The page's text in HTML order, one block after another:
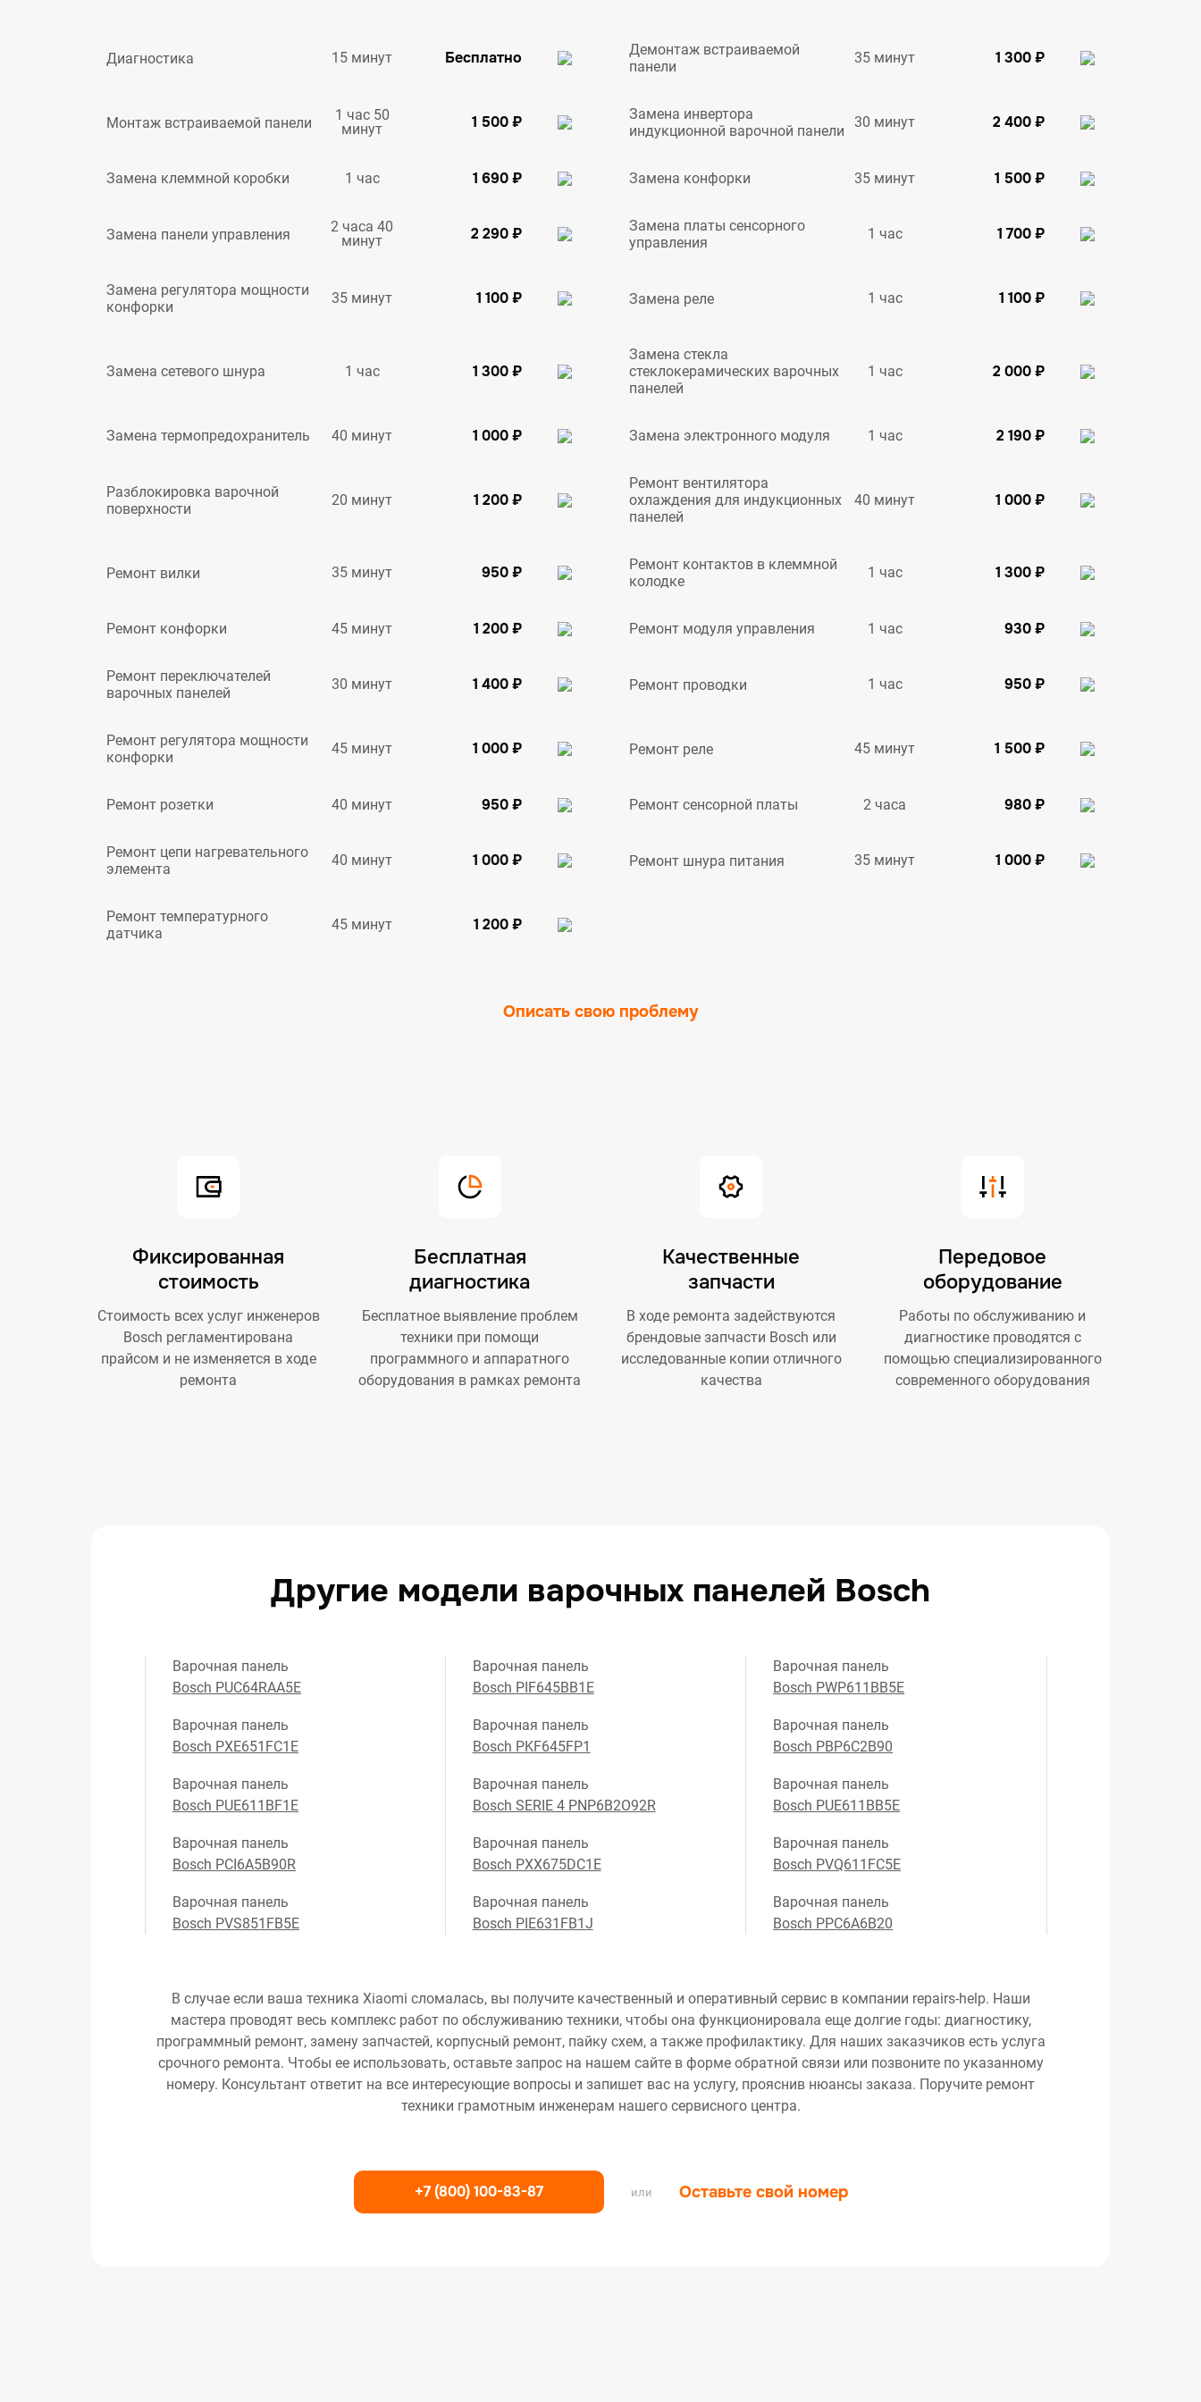
Диагностика 15 минут Бесплатно
Демонтаж встраиваемой
панели
35 минут 1 300 ₽
Монтаж встраиваемой панели
1 час 50
минут
1 500 ₽
Замена инвертора
индукционной варочной панели
30 минут 2 400 ₽
Замена клеммной коробки 1 час 1 690 ₽ Замена конфорки 35 минут 1 500 ₽
Замена панели управления
2 часа 40
минут
2 290 ₽
Замена платы сенсорного
управления
1 час 1 700 ₽
Замена регулятора мощности
конфорки
35 минут 1 100 ₽ Замена реле 1 час 1 100 ₽
Замена сетевого шнура 1 час 1 300 ₽
Замена стекла
стеклокерамических варочных
панелей
1 час 2 000 ₽
Замена термопредохранитель 40 минут 1 000 ₽ Замена электронного модуля 1 час 2 190 ₽
Разблокировка варочной
поверхности
20 минут 1 200 ₽
Ремонт вентилятора
охлаждения для индукционных
панелей
40 минут 1 000 ₽
Ремонт вилки 35 минут 950 ₽
Ремонт контактов в клеммной
колодке
1 час 1 300 ₽
Ремонт конфорки 45 минут 1 200 ₽ Ремонт модуля управления 1 час 930 ₽
Ремонт переключателей
варочных панелей
30 минут 1 400 ₽ Ремонт проводки 1 час 950 ₽
Ремонт регулятора мощности
конфорки
45 минут 1 000 ₽ Ремонт реле 45 минут 1 500 ₽
Ремонт розетки 40 минут 950 ₽ Ремонт сенсорной платы 2 часа 980 ₽
Ремонт цепи нагревательного
элемента
40 минут 1 000 ₽ Ремонт шнура питания 35 минут 1 000 ₽
Ремонт температурного
датчика
45 минут 1 200 ₽
Описать свою проблему
Фиксированная
стоимость
Стоимость всех услуг инженеров
Bosch регламентирована
прайсом и не изменяется в ходе
ремонта
Бесплатная
диагностика
Бесплатное выявление проблем
техники при помощи
программного и аппаратного
оборудования в рамках ремонта
Качественные
запчасти
В ходе ремонта задействуются
брендовые запчасти Bosch или
исследованные копии отличного
качества
Передовое
оборудование
Работы по обслуживанию и
диагностике проводятся с
помощью специализированного
современного оборудования
Другие модели варочных панелей Bosch
Варочная панель
Bosch PUC64RAA5E
Варочная панель
Bosch PXE651FC1E
Варочная панель
Bosch PUE611BF1E
Варочная панель
Bosch PCI6A5B90R
Варочная панель
Bosch PVS851FB5E
Варочная панель
Bosch PIF645BB1E
Варочная панель
Bosch PKF645FP1
Варочная панель
Bosch SERIE 4 PNP6B2O92R
Варочная панель
Bosch PXX675DC1E
Варочная панель
Bosch PIE631FB1J
Варочная панель
Bosch PWP611BB5E
Варочная панель
Bosch PBP6C2B90
Варочная панель
Bosch PUE611BB5E
Варочная панель
Bosch PVQ611FC5E
Варочная панель
Bosch PPC6A6B20
В случае если ваша техника Xiaomi сломалась, вы получите качественный и оперативный сервис в компании repairs-help. Наши
мастера проводят весь комплекс работ по обслуживанию техники, чтобы она функционировала еще долгие годы: диагностику,
программный ремонт, замену запчастей, корпусный ремонт, пайку схем, а также профилактику. Для наших заказчиков есть услуга
срочного ремонта. Чтобы ее использовать, оставьте запрос на нашем сайте в форме обратной связи или позвоните по указанному
номеру. Консультант ответит на все интересующие вопросы и запишет вас на услугу, прояснив нюансы заказа. Поручите ремонт
техники грамотным инженерам нашего сервисного центра.
+7 (800) 100-83-87 или Оставьте свой номер